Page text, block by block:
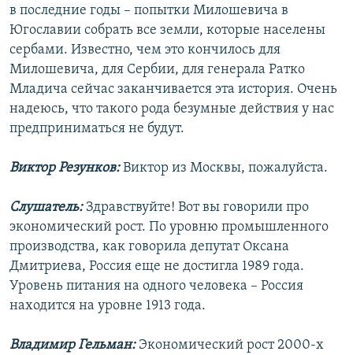
в последние годы – попытки Милошевича в
Югославии собрать все земли, которые населены
сербами. Известно, чем это кончилось для
Милошевича, для Сербии, для генерала Ратко
Младича сейчас заканчивается эта история. Очень
надеюсь, что такого рода безумные действия у нас
предприниматься не будут.
Виктор Резунков:Виктор из Москвы, пожалуйста.
Слушатель:Здравствуйте! Вот вы говорили про
экономический рост. По уровню промышленного
производства, как говорила депутат Оксана
Дмитриева, Россия еще не достигла 1989 года.
Уровень питания на одного человека – Россия
находится на уровне 1913 года.
Владимир Гельман:Экономический рост 2000-х